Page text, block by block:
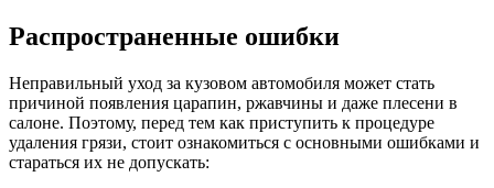
Распространенные ошибки
Неправильный уход за кузовом автомобиля может стать
причиной появления царапин, ржавчины и даже плесени в
салоне. Поэтому, перед тем как приступить к процедуре
удаления грязи, стоит ознакомиться с основными ошибками и
стараться их не допускать: